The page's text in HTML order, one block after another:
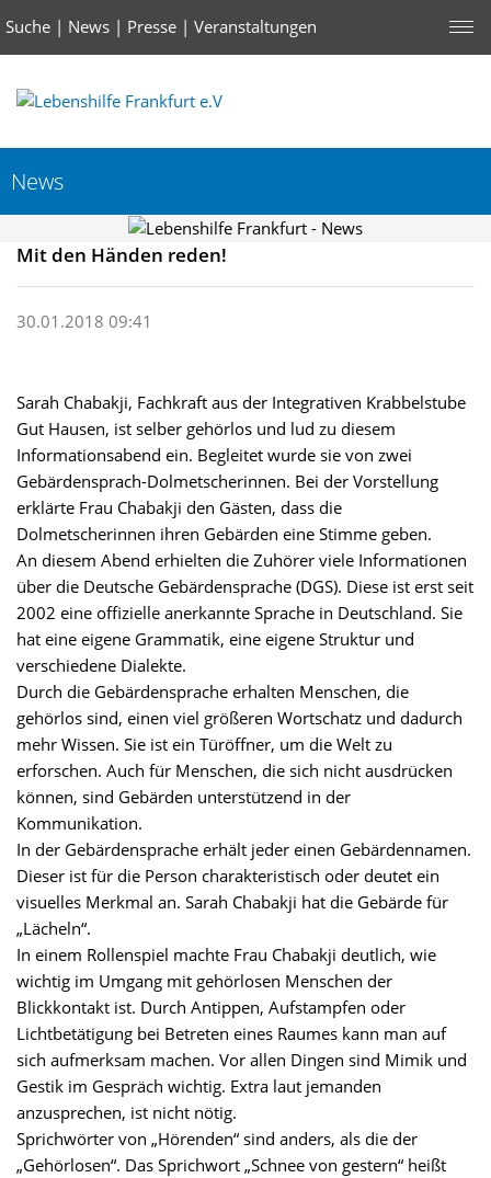
Suche | News | Presse | Veranstaltungen
News
Mit den Händen reden!
30.01.2018 09:41
Sarah Chabakji, Fachkraft aus der Integrativen Krabbelstube
Gut Hausen, ist selber gehörlos und lud zu diesem
Informationsabend ein. Begleitet wurde sie von zwei
Gebärdensprach-Dolmetscherinnen. Bei der Vorstellung
erklärte Frau Chabakji den Gästen, dass die
Dolmetscherinnen ihren Gebärden eine Stimme geben.
An diesem Abend erhielten die Zuhörer viele Informationen
über die Deutsche Gebärdensprache (DGS). Diese ist erst seit
2002 eine offizielle anerkannte Sprache in Deutschland. Sie
hat eine eigene Grammatik, eine eigene Struktur und
verschiedene Dialekte.
Durch die Gebärdensprache erhalten Menschen, die
gehörlos sind, einen viel größeren Wortschatz und dadurch
mehr Wissen. Sie ist ein Türöffner, um die Welt zu
erforschen. Auch für Menschen, die sich nicht ausdrücken
können, sind Gebärden unterstützend in der
Kommunikation.
In der Gebärdensprache erhält jeder einen Gebärdennamen.
Dieser ist für die Person charakteristisch oder deutet ein
visuelles Merkmal an. Sarah Chabakji hat die Gebärde für
„Lächeln“.
In einem Rollenspiel machte Frau Chabakji deutlich, wie
wichtig im Umgang mit gehörlosen Menschen der
Blickkontakt ist. Durch Antippen, Aufstampfen oder
Lichtbetätigung bei Betreten eines Raumes kann man auf
sich aufmerksam machen. Vor allen Dingen sind Mimik und
Gestik im Gespräch wichtig. Extra laut jemanden
anzusprechen, ist nicht nötig.
Sprichwörter von „Hörenden“ sind anders, als die der
„Gehörlosen“. Das Sprichwort „Schnee von gestern“ heißt